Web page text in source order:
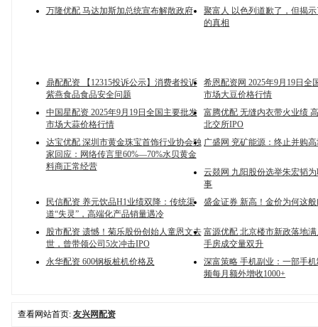
万隆优配 马达加斯加总统宣布解散政府
聚富人 以色列道歉了，但揭
的真相
鼎配配资 【12315投诉公示】消费者投诉
紫燕食品食品安全问题
希恩配资网 2025年9月19日全
市场大豆价格行情
中国星配资 2025年9月19日全国主要批发
市场大蒜价格行情
富腾优配 无缝内衣带火业绩
北交所IPO
达宝优配 深圳市黄金珠宝首饰行业协会独
家回应：网络传言里60%—70%水贝黄金
料商正常经营
广盛网 兖矿能源：终止并购
云燚网 九阳股份选举朱宏韬
事
民信配资 养元饮品H1业绩双降：传统渠
道“失灵”，高端化产品销量遇冷
盛金证券 新高！金价为何这
股市配资 遗憾！菊乐股份创始人童恩文去
世，曾带领公司5次冲击IPO
富源优配 北京楼市新政落地
手房成交量双升
永华配资 600钢板桩机价格及
深富策略 手机副业：一部手
频每月额外增收1000+
查看网站首页: 友兴网配资